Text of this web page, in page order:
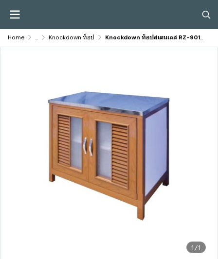
Home ... Knockdown ท็อป Knockdown ท็อปสเตนเลส RZ-901 สีน้ำสัก
1/1